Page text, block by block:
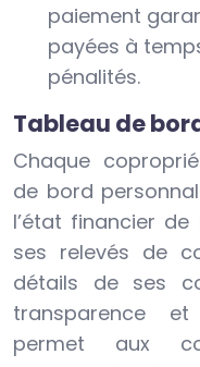
paiement
payées à
pénalités.
Tableau de
Chaque
de bord
l’état financier
ses relevés de
détails de ses
transparence
permet aux